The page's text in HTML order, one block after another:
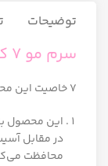
توضیحات
سرم مو 7 کاره پنتن :
7 خاصیت این محصول:
این محصول
در مقابل
محافظت